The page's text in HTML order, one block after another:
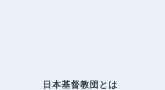
日本基督教団とは